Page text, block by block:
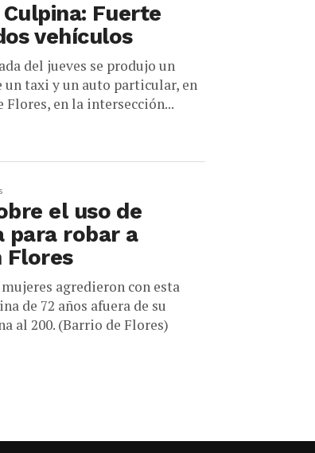
Fuerte
vehículos
del jueves se produjo un
un taxi y un auto particular, en
en la intersección...
el uso de
para robar a
Flores
agredieron con esta
de 72 años afuera de su
al 200. (Barrio de Flores)